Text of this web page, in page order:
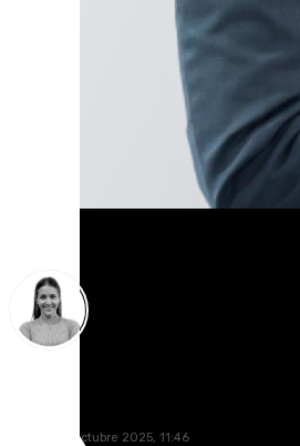
sábado, 11 octubre 2025, 11:46